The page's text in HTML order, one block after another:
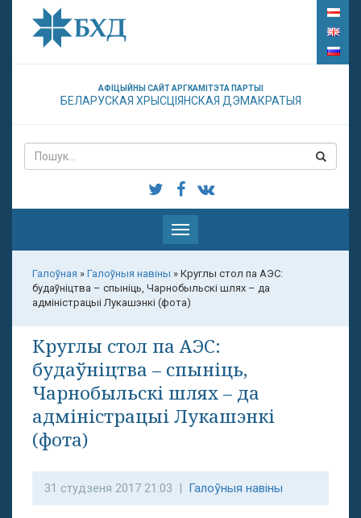
АФІЦЫЙНЫ САЙТ АРГКАМІТЭТА ПАРТЫІ
БЕЛАРУСКАЯ ХРЫСЦІЯНСКАЯ ДЭМАКРАТЫЯ
Паказаць
меню
Галоўная » Галоўныя навіны » Круглы стол па АЭС:
будаўніцтва – спыніць, Чарнобыльскі шлях – да
адміністрацыі Лукашэнкі (фота)
Круглы стол па АЭС:
будаўніцтва – спыніць,
Чарнобыльскі шлях – да
адміністрацыі Лукашэнкі
(фота)
31 студзеня 2017 21:03 | Галоўныя навіны